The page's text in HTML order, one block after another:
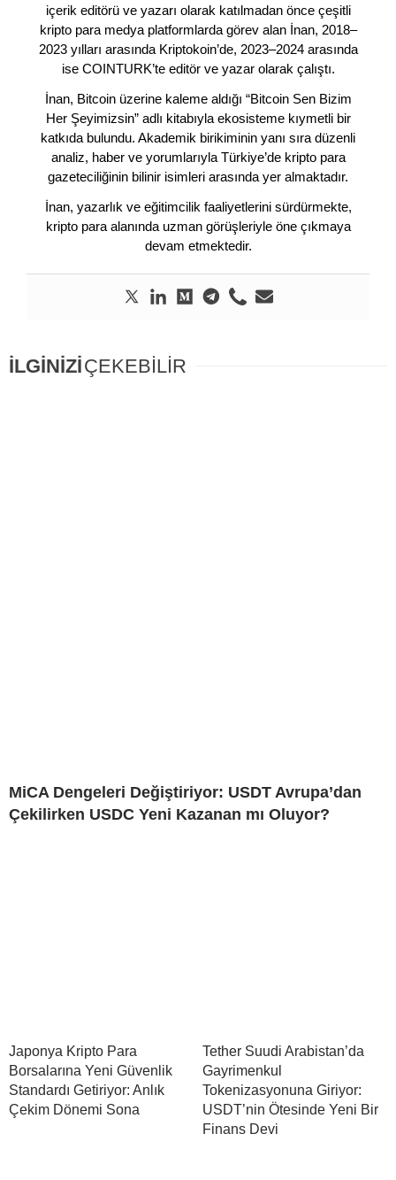
içerik editörü ve yazarı olarak katılmadan önce çeşitli
kripto para medya platformlarda görev alan İnan, 2018–
2023 yılları arasında Kriptokoin’de, 2023–2024 arasında
ise COINTURK’te editör ve yazar olarak çalıştı.
İnan, Bitcoin üzerine kaleme aldığı “Bitcoin Sen Bizim
Her Şeyimizsin” adlı kitabıyla ekosisteme kıymetli bir
katkıda bulundu. Akademik birikiminin yanı sıra düzenli
analiz, haber ve yorumlarıyla Türkiye’de kripto para
gazeteciliğinin bilinir isimleri arasında yer almaktadır.
İnan, yazarlık ve eğitimcilik faaliyetlerini sürdürmekte,
kripto para alanında uzman görüşleriyle öne çıkmaya
devam etmektedir.
İLGİNİZİÇEKEBİLİR
MiCA Dengeleri Değiştiriyor: USDT Avrupa’dan
Çekilirken USDC Yeni Kazanan mı Oluyor?
Japonya Kripto Para
Borsalarına Yeni Güvenlik
Standardı Getiriyor: Anlık
Çekim Dönemi Sona
Tether Suudi Arabistan’da
Gayrimenkul
Tokenizasyonuna Giriyor:
USDT’nin Ötesinde Yeni Bir
Finans Devi